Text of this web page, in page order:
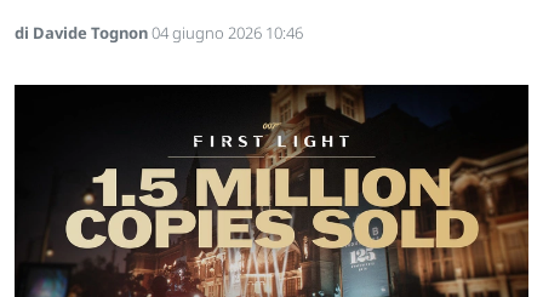
di Davide Tognon04 giugno 2026 10:46